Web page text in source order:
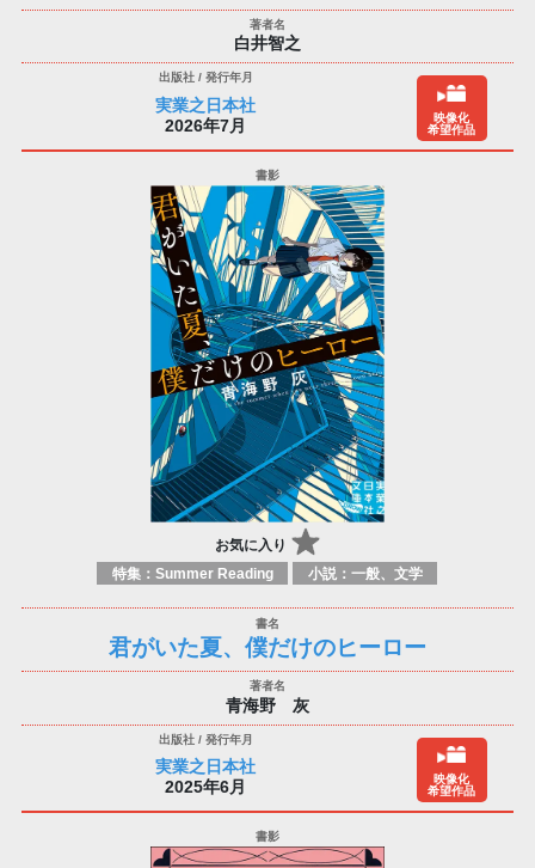
白井智之
実業之日本社
2026年7月
映像化
希望作品
お気に入り
特集：Summer Reading 小説：一般、文学
君がいた夏、僕だけのヒーロー
青海野 灰
実業之日本社
2025年6月
映像化
希望作品